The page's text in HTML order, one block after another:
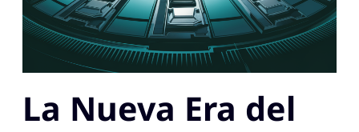
La Nueva Era del